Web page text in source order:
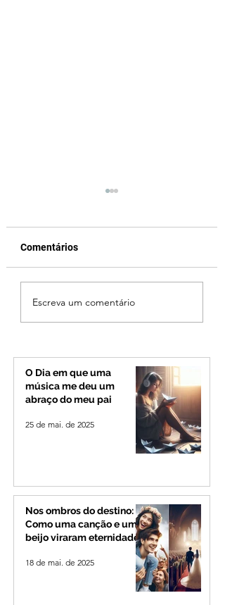
Ciclone bomba no Sul
deve provocar rajadas
de vento e calor
Alto Paranaíba
Comentários
Escreva um comentário
O Dia em que uma
música me deu um
abraço do meu pai
25 de mai. de 2025
Nos ombros do destino:
Como uma canção e um
beijo viraram eternidade
18 de mai. de 2025